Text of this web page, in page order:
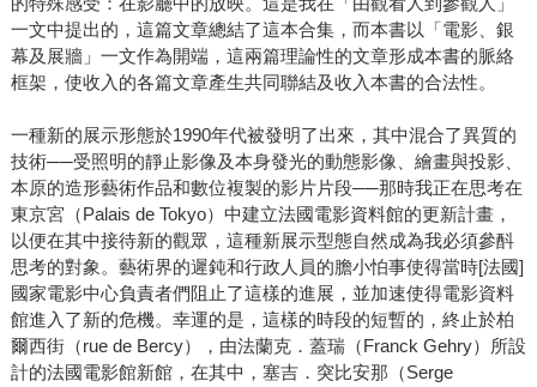
一文中提出的，這篇文章總結了這本合集，而本書以「電影、銀
幕及展牆」一文作為開端，這兩篇理論性的文章形成本書的脈絡
框架，使收入的各篇文章產生共同聯結及收入本書的合法性。
一種新的展示形態於1990年代被發明了出來，其中混合了異質的
技術──受照明的靜止影像及本身發光的動態影像、繪畫與投影、
本原的造形藝術作品和數位複製的影片片段──那時我正在思考在
東京宮（Palais de Tokyo）中建立法國電影資料館的更新計畫，
以便在其中接待新的觀眾，這種新展示型態自然成為我必須參酙
思考的對象。藝術界的遲鈍和行政人員的膽小怕事使得當時[法國]
國家電影中心負責者們阻止了這樣的進展，並加速使得電影資料
館進入了新的危機。幸運的是，這樣的時段的短暫的，終止於柏
爾西街（rue de Bercy），由法蘭克．蓋瑞（Franck Gehry）所設
計的法國電影館新館，在其中，塞吉．突比安那（Serge